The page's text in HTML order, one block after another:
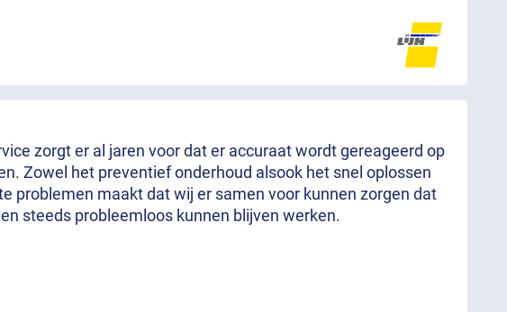
zorgt er al jaren voor dat er accuraat wordt gereageerd op
Zowel het preventief onderhoud alsook het snel oplossen
problemen maakt dat wij er samen voor kunnen zorgen dat
steeds probleemloos kunnen blijven werken.